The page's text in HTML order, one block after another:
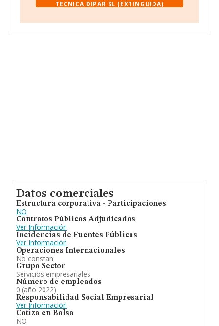
todas las compañías. Teniendo en cuenta la
INFORMA constan 4811 empresas, con ventas en el
TECNICA DIPAR SL (EXTINGUIDA)
Datos comerciales
Estructura corporativa - Participaciones
NO
Contratos Públicos Adjudicados
Ver Información
Incidencias de Fuentes Públicas
Ver Información
Operaciones Internacionales
No constan
Grupo Sector
Servicios empresariales
Número de empleados
0 (año 2022)
Responsabilidad Social Empresarial
Ver Información
Cotiza en Bolsa
NO